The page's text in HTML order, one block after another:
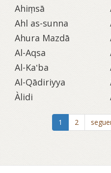
Ahiṃsā
Ahl as-sunna
Ahura Mazdā
Al-Aqsa
Al-Ka‛ba
Al-Qādiriyya
Àlidi
1 2